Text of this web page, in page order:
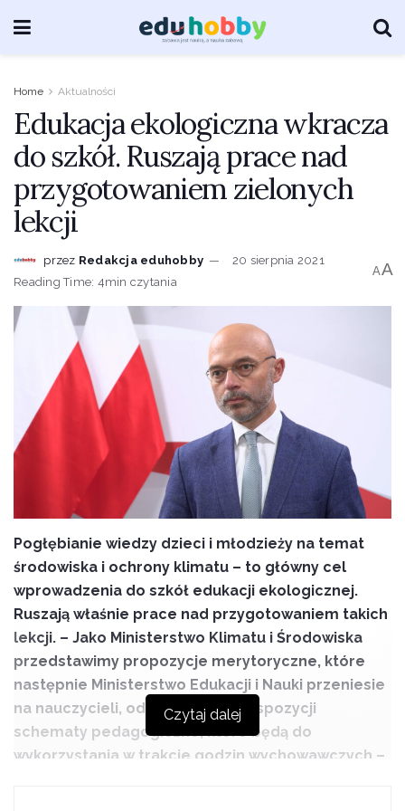
Home Aktualności
Edukacja ekologiczna wkracza
do szkół. Ruszają prace nad
przygotowaniem zielonych
lekcji
przez Redakcja eduhobby
20 sierpnia 2021
Reading Time: 4min czytania
AA
Pogłębianie wiedzy dzieci i młodzieży na temat
środowiska i ochrony klimatu – to główny cel
wprowadzenia do szkół edukacji ekologicznej.
Ruszają właśnie prace nad przygotowaniem takich
lekcji. – Jako Ministerstwo Klimatu i Środowiska
przedstawimy propozycje merytoryczne, które
następnie Ministerstwo Edukacji i Nauki przeniesie
na nauczycieli, oddając do ich dyspozycji
schematy pedagogiczne, które będą do
wykorzystania w trakcie godzin wychowawczych –
Czytaj dalej